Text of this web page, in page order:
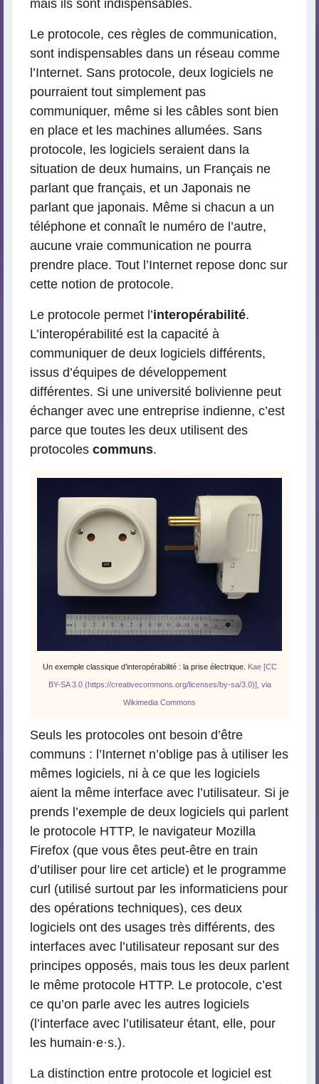
mais ils sont indispensables.
Le protocole, ces règles de communication,
sont indispensables dans un réseau comme
l’Internet. Sans protocole, deux logiciels ne
pourraient tout simplement pas
communiquer, même si les câbles sont bien
en place et les machines allumées. Sans
protocole, les logiciels seraient dans la
situation de deux humains, un Français ne
parlant que français, et un Japonais ne
parlant que japonais. Même si chacun a un
téléphone et connaît le numéro de l’autre,
aucune vraie communication ne pourra
prendre place. Tout l’Internet repose donc sur
cette notion de protocole.
Le protocole permet l’interopérabilité.
L’interopérabilité est la capacité à
communiquer de deux logiciels différents,
issus d’équipes de développement
différentes. Si une université bolivienne peut
échanger avec une entreprise indienne, c’est
parce que toutes les deux utilisent des
protocoles communs.
Un exemple classique d’interopérabilité : la prise électrique. Kae [CC
BY-SA 3.0 (https://creativecommons.org/licenses/by-sa/3.0)], via
Wikimedia Commons
Seuls les protocoles ont besoin d’être
communs : l’Internet n’oblige pas à utiliser les
mêmes logiciels, ni à ce que les logiciels
aient la même interface avec l’utilisateur. Si je
prends l’exemple de deux logiciels qui parlent
le protocole HTTP, le navigateur Mozilla
Firefox (que vous êtes peut-être en train
d’utiliser pour lire cet article) et le programme
curl (utilisé surtout par les informaticiens pour
des opérations techniques), ces deux
logiciels ont des usages très différents, des
interfaces avec l’utilisateur reposant sur des
principes opposés, mais tous les deux parlent
le même protocole HTTP. Le protocole, c’est
ce qu’on parle avec les autres logiciels
(l’interface avec l’utilisateur étant, elle, pour
les humain·e·s.).
La distinction entre protocole et logiciel est